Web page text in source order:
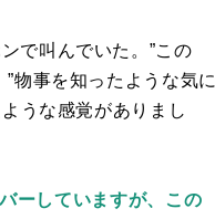
で叫んでいた。”この
物事を知ったような気に
うな感覚がありまし
ーしていますが、この